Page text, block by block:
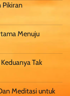
Pikiran
Menuju
Tak
Meditasi untuk